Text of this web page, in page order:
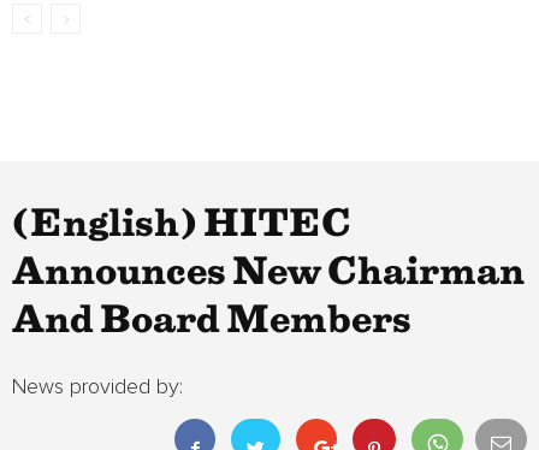
(English) HITEC
Announces New Chairman
And Board Members
News provided by: